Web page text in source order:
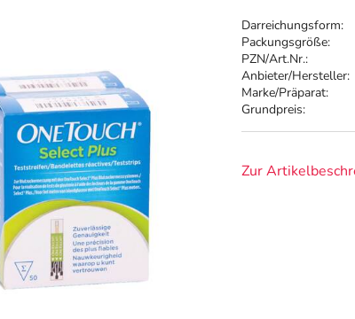
Darreichungsform:
Packungsgröße:
PZN/Art.Nr.:
Anbieter/Hersteller:
Marke/Präparat:
Grundpreis:
Zur